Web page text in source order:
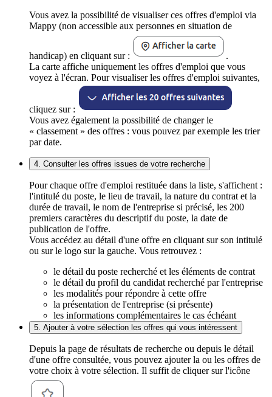
Vous avez la possibilité de visualiser ces offres d'emploi via
Mappy (non accessible aux personnes en situation de
handicap) en cliquant sur :
.
La carte affiche uniquement les offres d'emploi que vous
voyez à l'écran. Pour visualiser les offres d'emploi suivantes,
cliquez sur :
Vous avez également la possibilité de changer le
« classement » des offres : vous pouvez par exemple les trier
par date.
4. Consulter les offres issues de votre recherche
Pour chaque offre d'emploi restituée dans la liste, s'affichent :
l'intitulé du poste, le lieu de travail, la nature du contrat et la
durée de travail, le nom de l'entreprise si précisé, les 200
premiers caractères du descriptif du poste, la date de
publication de l'offre.
Vous accédez au détail d'une offre en cliquant sur son intitulé
ou sur le logo sur la gauche. Vous retrouvez :
le détail du poste recherché et les éléments de contrat
le détail du profil du candidat recherché par l'entreprise
les modalités pour répondre à cette offre
la présentation de l'entreprise (si présente)
les informations complémentaires le cas échéant
5. Ajouter à votre sélection les offres qui vous intéressent
Depuis la page de résultats de recherche ou depuis le détail
d'une offre consultée, vous pouvez ajouter la ou les offres de
votre choix à votre sélection. Il suffit de cliquer sur l'icône